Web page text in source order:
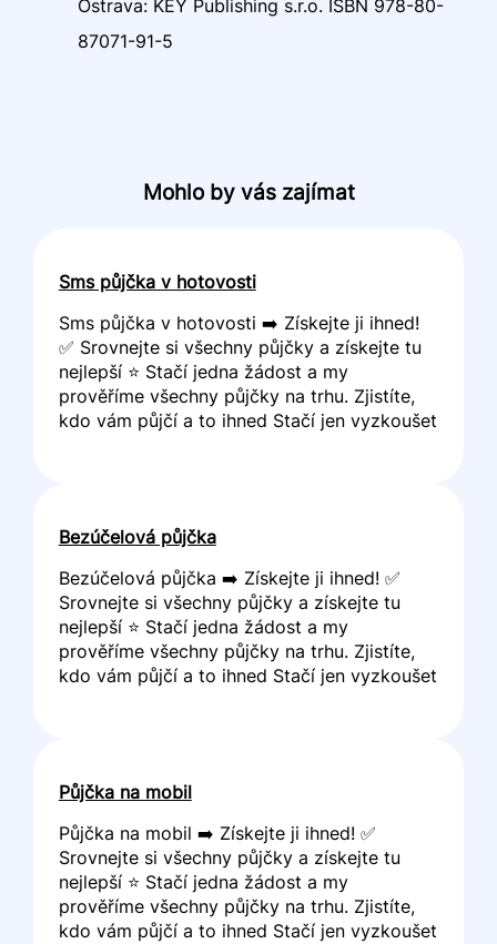
Ostrava: KEY Publishing s.r.o. ISBN 978-80-
87071-91-5
Mohlo by vás zajímat
Sms půjčka v hotovosti
Sms půjčka v hotovosti ➡️ Získejte ji ihned!
✅ Srovnejte si všechny půjčky a získejte tu
nejlepší ⭐ Stačí jedna žádost a my
prověříme všechny půjčky na trhu. Zjistíte,
kdo vám půjčí a to ihned Stačí jen vyzkoušet
Bezúčelová půjčka
Bezúčelová půjčka ➡️ Získejte ji ihned! ✅
Srovnejte si všechny půjčky a získejte tu
nejlepší ⭐ Stačí jedna žádost a my
prověříme všechny půjčky na trhu. Zjistíte,
kdo vám půjčí a to ihned Stačí jen vyzkoušet
Půjčka na mobil
Půjčka na mobil ➡️ Získejte ji ihned! ✅
Srovnejte si všechny půjčky a získejte tu
nejlepší ⭐ Stačí jedna žádost a my
prověříme všechny půjčky na trhu. Zjistíte,
kdo vám půjčí a to ihned Stačí jen vyzkoušet